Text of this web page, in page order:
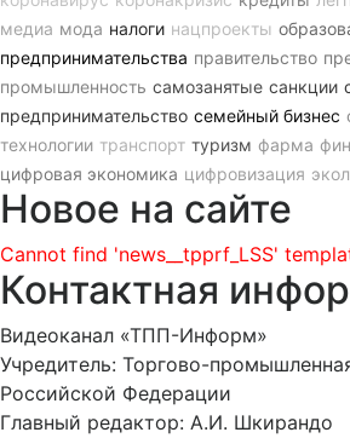
медиа мода налоги нацпроекты
предпринимательства правительство
промышленность самозанятые санкции
предпринимательство семейный бизнес
технологии транспорт туризм фарма
цифровая экономика цифровизация
Новое на сайте
Cannot find 'news__tpprf_LSS'
Контактная
Видеоканал «ТПП-Информ»
Учредитель: Торгово-
Российской Федерации
Главный редактор: А.И. Шкирандо